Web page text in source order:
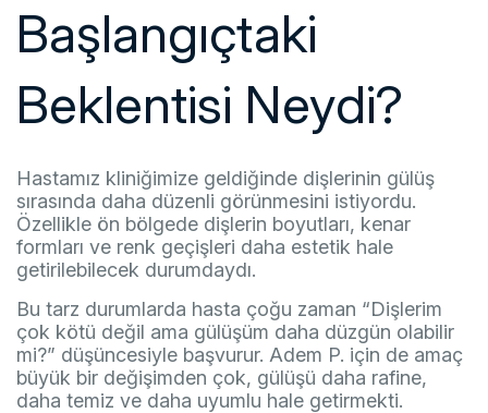
Başlangıçtaki
Beklentisi Neydi?
Hastamız kliniğimize geldiğinde dişlerinin gülüş
sırasında daha düzenli görünmesini istiyordu.
Özellikle ön bölgede dişlerin boyutları, kenar
formları ve renk geçişleri daha estetik hale
getirilebilecek durumdaydı.
Bu tarz durumlarda hasta çoğu zaman “Dişlerim
çok kötü değil ama gülüşüm daha düzgün olabilir
mi?” düşüncesiyle başvurur. Adem P. için de amaç
büyük bir değişimden çok, gülüşü daha rafine,
daha temiz ve daha uyumlu hale getirmekti.